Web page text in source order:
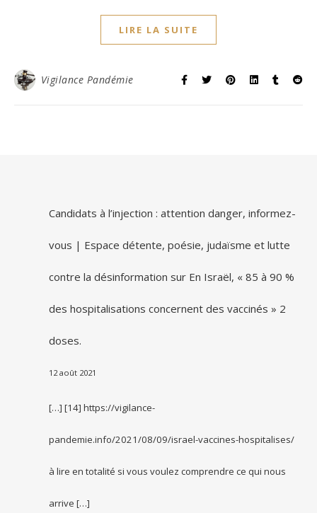
LIRE LA SUITE
Vigilance Pandémie
Candidats à l’injection : attention danger, informez-
vous | Espace détente, poésie, judaïsme et lutte
contre la désinformation sur En Israël, « 85 à 90 %
des hospitalisations concernent des vaccinés » 2
doses.
12 août 2021
[…] [14] https://vigilance-
pandemie.info/2021/08/09/israel-vaccines-hospitalises/
à lire en totalité si vous voulez comprendre ce qui nous
arrive […]